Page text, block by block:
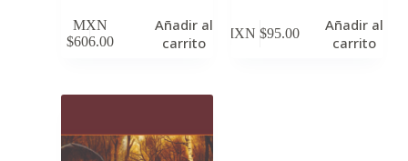
MXN
$606.00
Añadir al
carrito
MXN $95.00
Añadir al
carrito